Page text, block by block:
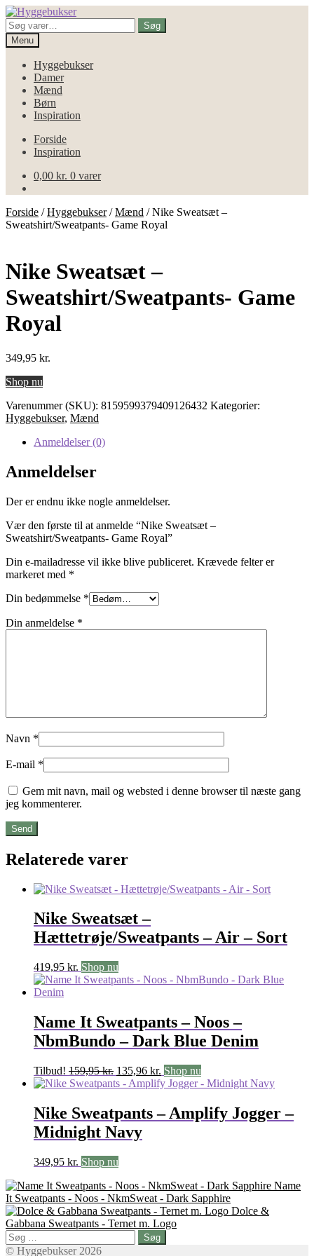
Spring
til
navigation
Spring
til
indhold
Søg
efter:
Søg
Menu
Hyggebukser
Damer
Mænd
Børn
Inspiration
Forside
Inspiration
0,00 kr. 0 varer
Forside /Hyggebukser/Mænd /Nike Sweatsæt –
Sweatshirt/Sweatpants- Game Royal
Nike Sweatsæt –
Sweatshirt/Sweatpants- Game
Royal
349,95 kr.
Shop nu
Varenummer (SKU): 8159599379409126432 Kategorier:
Hyggebukser, Mænd
Anmeldelser (0)
Anmeldelser
Der er endnu ikke nogle anmeldelser.
Vær den første til at anmelde “Nike Sweatsæt –
Sweatshirt/Sweatpants- Game Royal”
Din e-mailadresse vil ikke blive publiceret. Krævede felter er
markeret med *
Din bedømmelse *
Din anmeldelse *
Navn *
E-mail *
Gem mit navn, mail og websted i denne browser til næste gang
jeg kommenterer.
Relaterede varer
Nike Sweatsæt –
Hættetrøje/Sweatpants – Air – Sort
419,95 kr. Shop nu
Name It Sweatpants – Noos –
NbmBundo – Dark Blue Denim
Tilbud! 159,95kr. Den
oprindelige
159,95 kr..
135,96 kr. Den
aktuelle
135,96 kr..
Shop nu
Nike Sweatpants – Amplify Jogger –
Midnight Navy
349,95 kr. Shop nu
Name
It Sweatpants - Noos - NkmSweat - Dark Sapphire
Dolce &
Gabbana Sweatpants - Ternet m. Logo
Søg
efter:
© Hyggebukser 2026